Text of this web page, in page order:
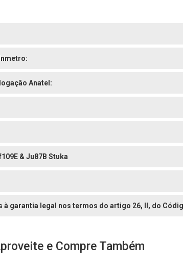
Anatel:
& Ju87B Stuka
à garantia legal nos termos do artigo 26, II, do
e Compre Também